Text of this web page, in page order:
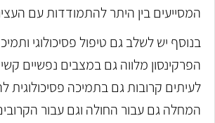
המסייעים בין היתר להתמודדות עם
בנוסף יש לשלב גם טיפול פסיכולוגי
הפרקינסון מלווה גם במצבים נפשיים
לעיתים קרובות גם בתמיכה
המחלה גם עבור החולה וגם עבור